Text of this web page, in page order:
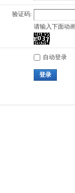
验证码:
请输入下面动
自动登录
登录